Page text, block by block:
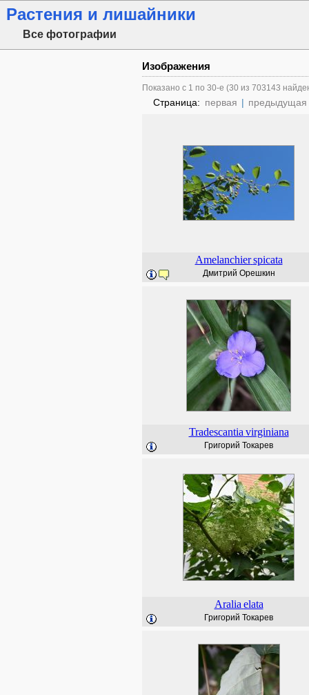
Растения и лишайники
Все фотографии
Изображения
Показано с 1 по 30-е (30 из 703143
Страница: первая | предыдущая
Amelanchier spicata
Дмитрий Орешкин
Tradescantia virginiana
Григорий Токарев
Aralia elata
Григорий Токарев